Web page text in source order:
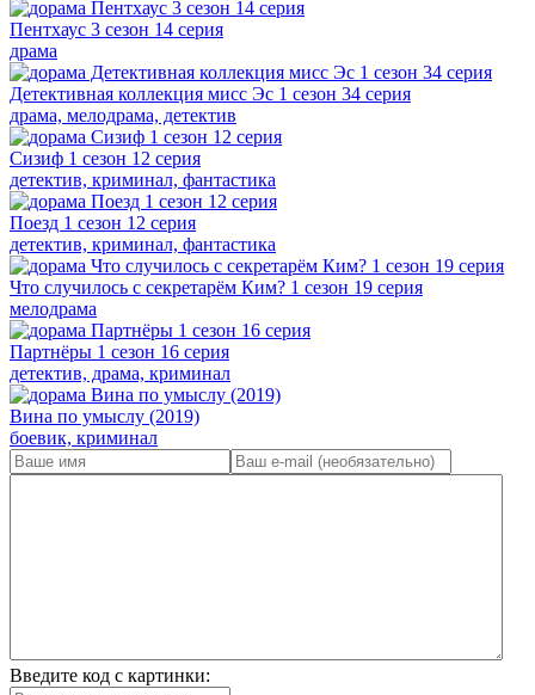
Пентхаус 3 сезон 14 серия
драма
Детективная коллекция мисс Эс 1 сезон 34 серия
драма, мелодрама, детектив
Сизиф 1 сезон 12 серия
детектив, криминал, фантастика
Поезд 1 сезон 12 серия
детектив, криминал, фантастика
Что случилось с секретарём Ким? 1 сезон 19 серия
мелодрама
Партнёры 1 сезон 16 серия
детектив, драма, криминал
Вина по умыслу (2019)
боевик, криминал
Введите код с картинки: